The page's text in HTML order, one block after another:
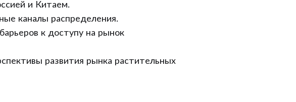
и Китаем.
каналы распределения.
к доступу на рынок
развития рынка растительных